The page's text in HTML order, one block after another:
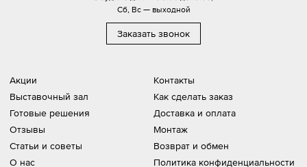
Акции
Выставочный зал
Готовые решения
Отзывы
Статьи и советы
О нас
Контакты
Как сделать заказ
Доставка и оплата
Монтаж
Возврат и обмен
Политика конфиденциальности
Сб, Вс — выходной
Заказать звонок